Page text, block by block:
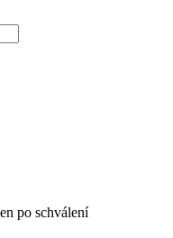
po schválení